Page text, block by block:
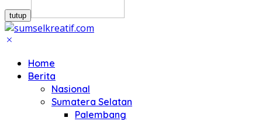
tutup
Home
Berita
Nasional
Sumatera Selatan
Palembang